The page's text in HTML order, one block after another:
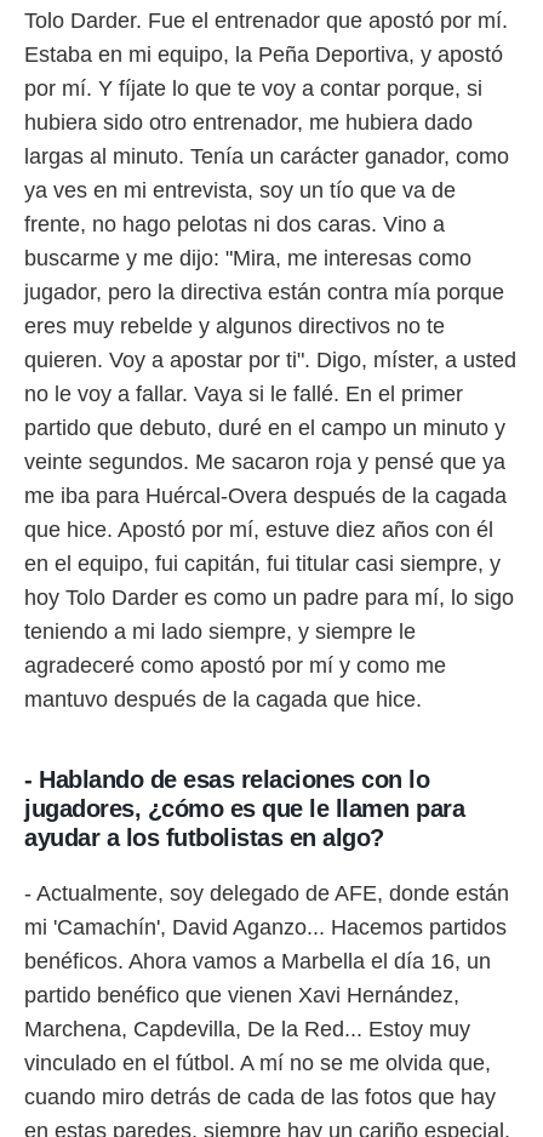
Tolo Darder. Fue el entrenador que apostó por mí.
Estaba en mi equipo, la Peña Deportiva, y apostó
por mí. Y fíjate lo que te voy a contar porque, si
hubiera sido otro entrenador, me hubiera dado
largas al minuto. Tenía un carácter ganador, como
ya ves en mi entrevista, soy un tío que va de
frente, no hago pelotas ni dos caras. Vino a
buscarme y me dijo: "Mira, me interesas como
jugador, pero la directiva están contra mía porque
eres muy rebelde y algunos directivos no te
quieren. Voy a apostar por ti". Digo, míster, a usted
no le voy a fallar. Vaya si le fallé. En el primer
partido que debuto, duré en el campo un minuto y
veinte segundos. Me sacaron roja y pensé que ya
me iba para Huércal-Overa después de la cagada
que hice. Apostó por mí, estuve diez años con él
en el equipo, fui capitán, fui titular casi siempre, y
hoy Tolo Darder es como un padre para mí, lo sigo
teniendo a mi lado siempre, y siempre le
agradeceré como apostó por mí y como me
mantuvo después de la cagada que hice.
- Hablando de esas relaciones con lo
jugadores, ¿cómo es que le llamen para
ayudar a los futbolistas en algo?
- Actualmente, soy delegado de AFE, donde están
mi 'Camachín', David Aganzo... Hacemos partidos
benéficos. Ahora vamos a Marbella el día 16, un
partido benéfico que vienen Xavi Hernández,
Marchena, Capdevilla, De la Red... Estoy muy
vinculado en el fútbol. A mí no se me olvida que,
cuando miro detrás de cada de las fotos que hay
en estas paredes, siempre hay un cariño especial.